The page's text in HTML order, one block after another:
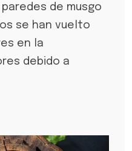
paredes de musgo
se han vuelto
en la
debido a